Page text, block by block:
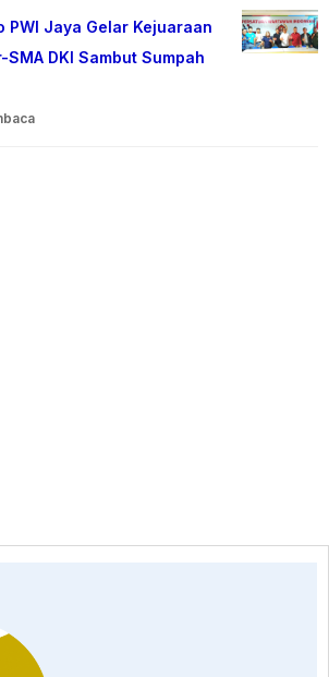
PWI Jaya Gelar Kejuaraan
DKI Sambut Sumpah